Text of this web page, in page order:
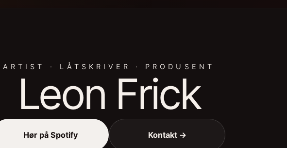
ARTIST · LÅTSKRIVER · PRODUSENT
Leon Frick
Hør på Spotify Kontakt →